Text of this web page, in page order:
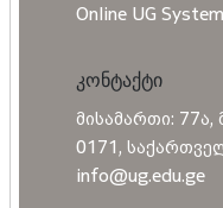
Online UG System
კონტაქტი
მისამართი: 77ა,
0171,
info@ug.edu.ge